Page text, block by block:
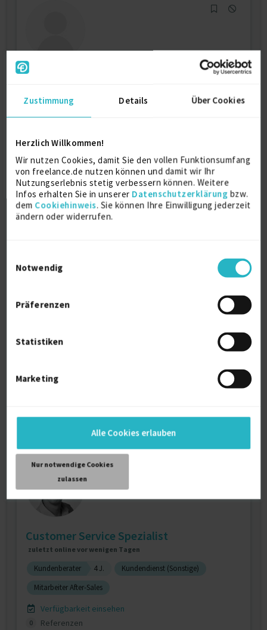
Zustimmung Details Über Cookies
Herzlich Willkommen!
Wir nutzen Cookies, damit Sie den vollen Funktionsumfang
von freelance.de nutzen können und damit wir Ihr
Nutzungserlebnis stetig verbessern können. Weitere
Infos erhalten Sie in unserer Datenschutzerklärung bzw.
dem Cookiehinweis. Sie können Ihre Einwilligung jederzeit
ändern oder widerrufen.
Notwendig
Präferenzen
Statistiken
Marketing
Alle Cookies erlauben
Nur notwendige Cookies
zulassen
Customer Support/Kundenbetreuung
0
Referenzen
auf Anfrage
85133 Rhodos
Interim- / Projektmanagement / PMO
E-Commerce
Verfügbarkeit einsehen
Customer Service Spezialist
zuletzt online vor wenigen Tagen
Kundenberater 4 J.
Kundendienst (Sonstige)
Mitarbeiter After-Sales
Verfügbarkeit einsehen
0
Referenzen